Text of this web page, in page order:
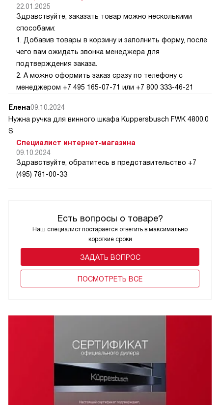
Есть вопросы о товаре?
Наш специалист постарается ответить в максимально
короткие сроки
ЗАДАТЬ ВОПРОС
ПОCМОТРЕТЬ ВСЕ
22.01.2025
Здравствуйте, заказать товар можно несколькими
способами:
1. Добавив товары в корзину и заполнить форму, после
чего вам ожидать звонка менеджера для
подтверждения заказа.
2. А можно оформить заказ сразу по телефону с
менеджером +7 495 165-07-71 или +7 800 333-46-21
Елена09.10.2024
Нужна ручка для винного шкафа Kuppersbusch FWK 4800.0
S
Специалист интернет-магазина
09.10.2024
Здравствуйте, обратитесь в представительство +7
(495) 781-00-33